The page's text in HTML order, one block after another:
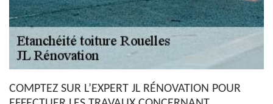
COMPTEZ SUR L’EXPERT JL RÉNOVATION POUR